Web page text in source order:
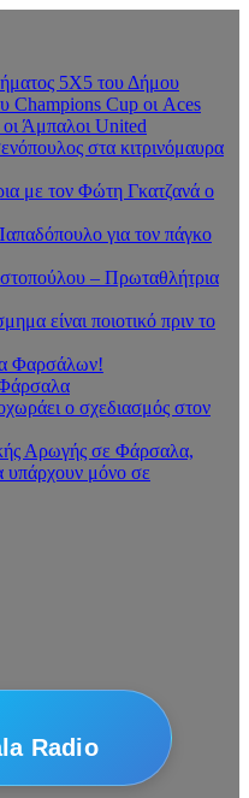
5Χ5 του Δήμου
Champions Cup οι Aces
Άμπαλοι United
στα κιτρινόμαυρα
με τον Φώτη Γκατζανά ο
για τον πάγκο
– Πρωταθλήτρια
είναι ποιοτικό πριν το
Φαρσάλων!
Φάρσαλα
ο σχεδιασμός στον
Αρωγής σε Φάρσαλα,
μόνο σε
Radio